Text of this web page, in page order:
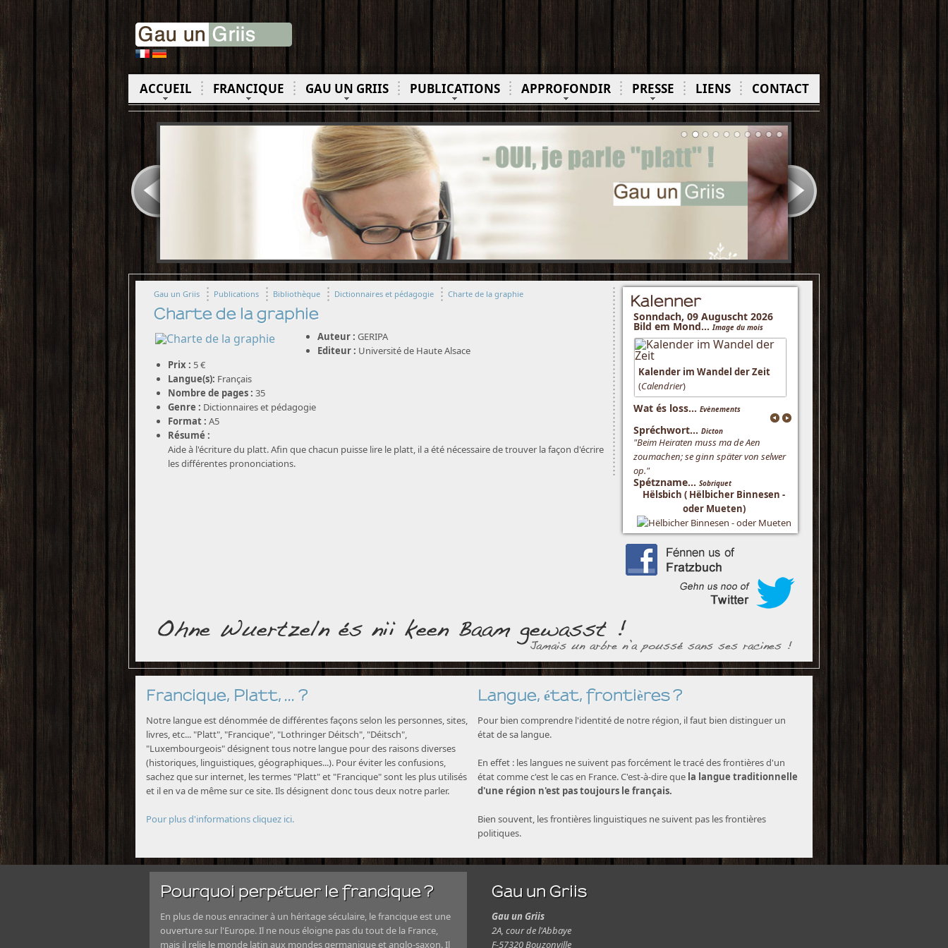
ACCUEIL FRANCIQUE GAU UN GRIIS PUBLICATIONS APPROFONDIR PRESSE LIENS CONTACT
Gau un Griis Publications Bibliothèque Dictionnaires et pédagogie Charte de la graphie
Charte de la graphie
Auteur : GERIPA
Editeur : Université de Haute Alsace
Prix : 5 €
Langue(s): Français
Nombre de pages : 35
Genre : Dictionnaires et pédagogie
Format : A5
Résumé :
Aide à l'écriture du platt. Afin que chacun puisse lire le platt, il a été nécessaire de trouver la façon d'écrire
les différentes prononciations.
Kalenner
Sonndach, 09 Auguscht 2026
Bild em Mond...Image du mois
Kalender im Wandel der Zeit
(Calendrier)
Wat és loss... Evènements
Spréchwort... Dicton
"Beim Heiraten muss ma de Aen
zoumachen; se ginn später von selwer
op."
Spétzname... Sobriquet
Hëlsbich ( Hëlbicher Binnesen -
oder Mueten)
Francique, Platt, ... ?
Notre langue est dénommée de différentes façons selon les personnes, sites,
livres, etc... "Platt", "Francique", "Lothringer Déitsch", "Déitsch",
"Luxembourgeois" désignent tous notre langue pour des raisons diverses
(historiques, linguistiques, géographiques...). Pour éviter les confusions,
sachez que sur internet, les termes "Platt" et "Francique" sont les plus utilisés
et il en va de même sur ce site. Ils désignent donc tous deux notre parler.
Pour plus d'informations cliquez ici.
Langue, état, frontières ?
Pour bien comprendre l'identité de notre région, il faut bien distinguer un
état de sa langue.
En effet : les langues ne suivent pas forcément le tracé des frontières d'un
état comme c'est le cas en France. C'est-à-dire que la langue traditionnelle
d'une région n'est pas toujours le français.
Bien souvent, les frontières linguistiques ne suivent pas les frontières
politiques.
Pourquoi perpétuer le francique ?
En plus de nous enraciner à un héritage séculaire, le francique est une
ouverture sur l'Europe. Il ne nous éloigne pas du tout de la France,
mais il relie le monde latin aux mondes germanique et anglo-saxon. Il
Gau un Griis
Gau un Griis
2A, cour de l'Abbaye
F-57320 Bouzonville